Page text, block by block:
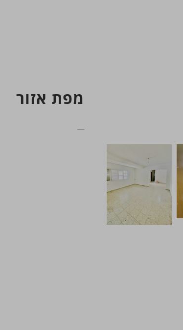
מפת אזור